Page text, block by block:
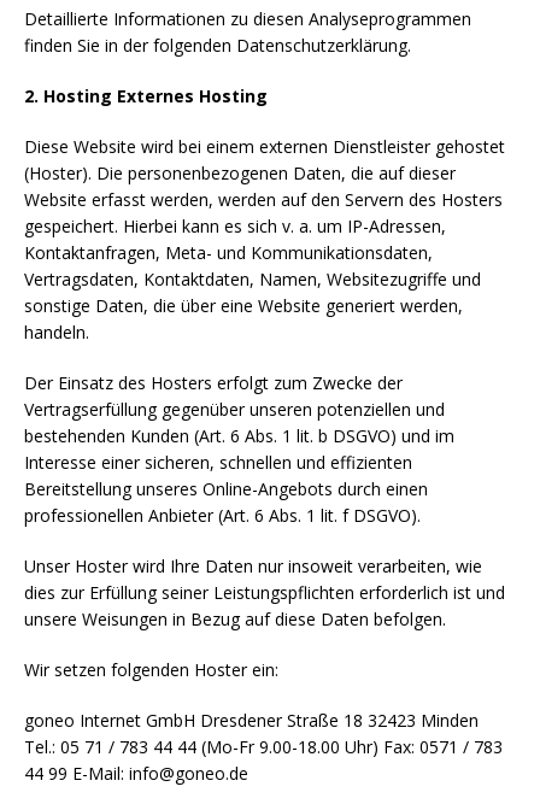
Detaillierte Informationen zu diesen Analyseprogrammen
finden Sie in der folgenden Datenschutzerklärung.
2. Hosting Externes Hosting
Diese Website wird bei einem externen Dienstleister gehostet
(Hoster). Die personenbezogenen Daten, die auf dieser
Website erfasst werden, werden auf den Servern des Hosters
gespeichert. Hierbei kann es sich v. a. um IP-Adressen,
Kontaktanfragen, Meta- und Kommunikationsdaten,
Vertragsdaten, Kontaktdaten, Namen, Websitezugriffe und
sonstige Daten, die über eine Website generiert werden,
handeln.
Der Einsatz des Hosters erfolgt zum Zwecke der
Vertragserfüllung gegenüber unseren potenziellen und
bestehenden Kunden (Art. 6 Abs. 1 lit. b DSGVO) und im
Interesse einer sicheren, schnellen und effizienten
Bereitstellung unseres Online-Angebots durch einen
professionellen Anbieter (Art. 6 Abs. 1 lit. f DSGVO).
Unser Hoster wird Ihre Daten nur insoweit verarbeiten, wie
dies zur Erfüllung seiner Leistungspflichten erforderlich ist und
unsere Weisungen in Bezug auf diese Daten befolgen.
Wir setzen folgenden Hoster ein:
goneo Internet GmbH Dresdener Straße 18 32423 Minden
Tel.: 05 71 / 783 44 44 (Mo-Fr 9.00-18.00 Uhr) Fax: 0571 / 783
44 99 E-Mail: info@goneo.de